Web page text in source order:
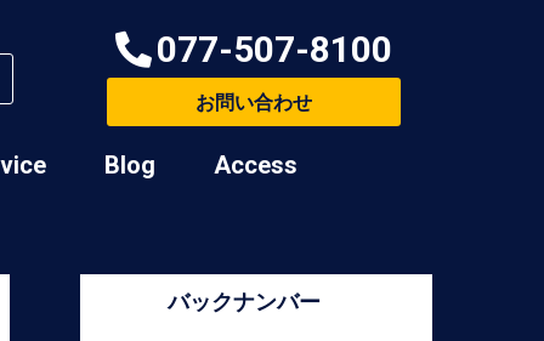
077-507-8100
お問い合わせ
Blog Access
バックナンバー